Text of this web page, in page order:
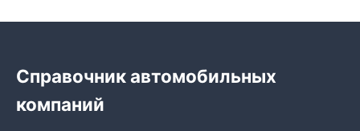
Справочник автомобильных
компаний